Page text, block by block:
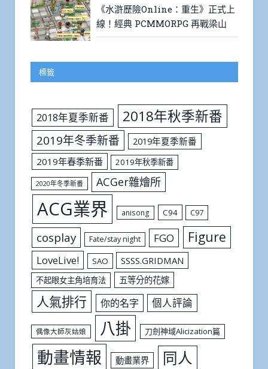
《水滸歷險Online：重生》正式上
線！經典 PCMMORPG 再戰梁山
標籤
2018年夏季新番 2018年秋季新番
2019年冬季新番
2019年夏季新番
2019年春季新番
2019年秋季新番
2020年冬季新番 ACGer雜燴所
ACG業界 anisong C94 C97
cosplay Fate/stay night FGO Figure
LoveLive! SAO SSSS.GRIDMAN
不起眼女主角培育法 五等分的花嫁
人氣排行 你的名字 個人評論
偶像大師灰姑娘 八掛 刀劍神域Alicization篇
動畫情報 動畫業界 同人